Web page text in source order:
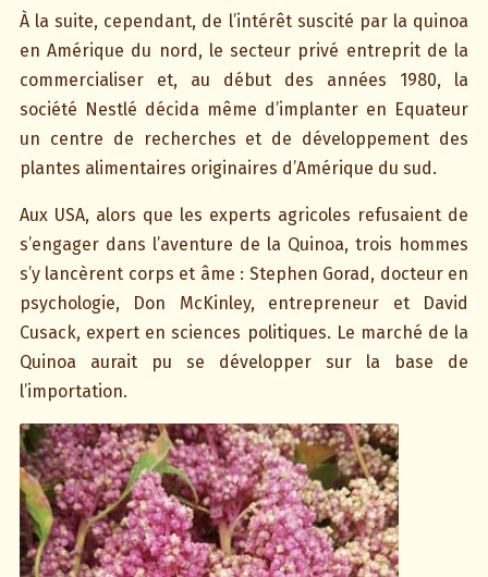
À la suite, cependant, de l’intérêt suscité par la quinoa
en Amérique du nord, le secteur privé entreprit de la
commercialiser et, au début des années 1980, la
société Nestlé décida même d’implanter en Equateur
un centre de recherches et de développement des
plantes alimentaires originaires d’Amérique du sud.
Aux USA, alors que les experts agricoles refusaient de
s’engager dans l’aventure de la Quinoa, trois hommes
s’y lancèrent corps et âme : Stephen Gorad, docteur en
psychologie, Don McKinley, entrepreneur et David
Cusack, expert en sciences politiques. Le marché de la
Quinoa aurait pu se développer sur la base de
l’importation.